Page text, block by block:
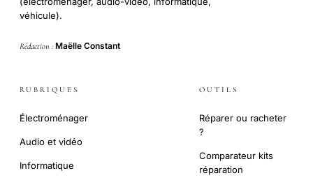
véhicule).
Rédaction : Maëlle Constant
RUBRIQUES
Électroménager
Audio et vidéo
Informatique
OUTILS
Réparer ou racheter
?
Comparateur kits
réparation